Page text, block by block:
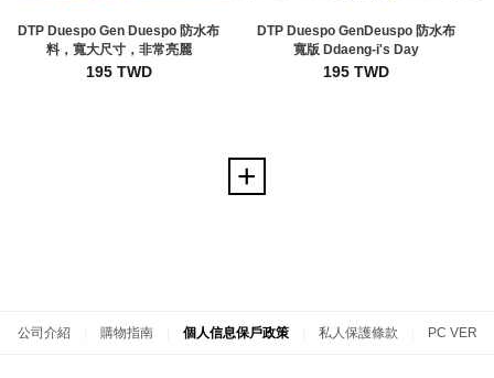
DTP Duespo Gen Duespo 防水布
料，寬大尺寸，非常亮麗
195 TWD
DTP Duespo GenDeuspo 防水布
寬版 Ddaeng-i's Day
195 TWD
公司介紹 購物指南 個人信息保戶政策 私人保護條款 PC VER